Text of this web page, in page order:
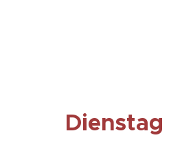
Dienstag